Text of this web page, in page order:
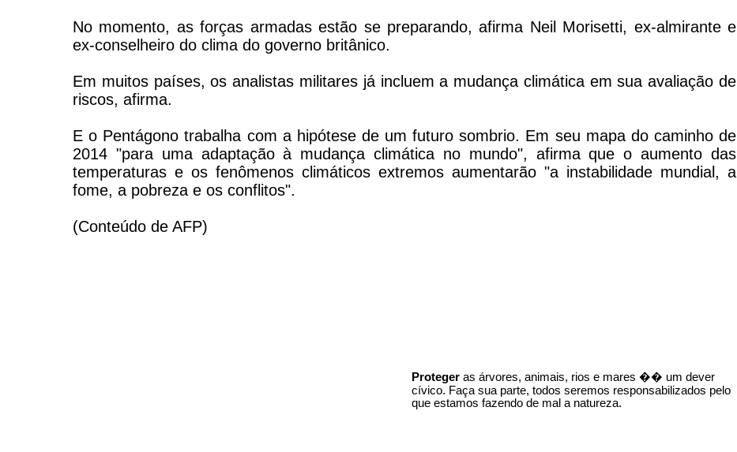
No momento, as forças armadas estão se preparando, afirma Neil Morisetti, ex-almirante e
ex-conselheiro do clima do governo britânico.
Em muitos países, os analistas militares já incluem a mudança climática em sua avaliação de
riscos, afirma.
E o Pentágono trabalha com a hipótese de um futuro sombrio. Em seu mapa do caminho de
2014 "para uma adaptação à mudança climática no mundo", afirma que o aumento das
temperaturas e os fenômenos climáticos extremos aumentarão "a instabilidade mundial, a
fome, a pobreza e os conflitos".
(Conteúdo de AFP)
Proteger as árvores, animais, rios e mares �� um dever
cívico. Faça sua parte, todos seremos responsabilizados pelo
que estamos fazendo de mal a natureza.